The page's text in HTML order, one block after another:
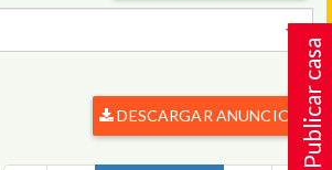
Publicar casa
DESCARGAR ANUNCIOS